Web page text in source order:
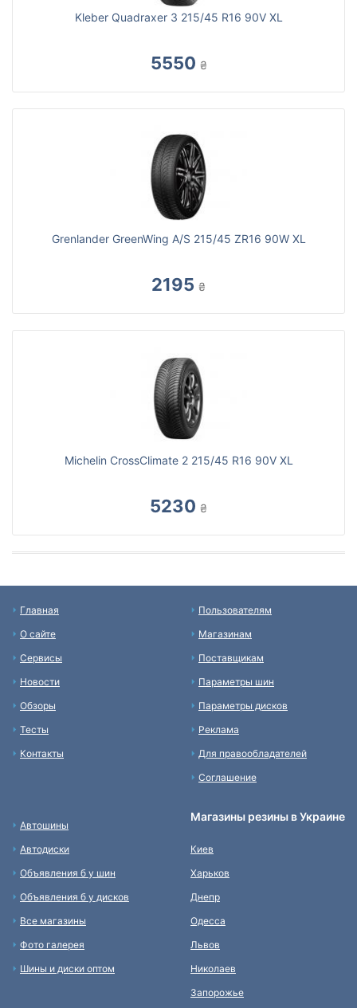
Kleber Quadraxer 3 215/45 R16 90V XL
5550 ₴
Grenlander GreenWing A/S 215/45 ZR16 90W XL
2195 ₴
Michelin CrossClimate 2 215/45 R16 90V XL
5230 ₴
Главная
О сайте
Сервисы
Новости
Обзоры
Тесты
Контакты
Пользователям
Магазинам
Поставщикам
Параметры шин
Параметры дисков
Реклама
Для правообладателей
Соглашение
Автошины
Автодиски
Объявления б у шин
Объявления б у дисков
Все магазины
Фото галерея
Шины и диски оптом
Магазины резины в Украине
Киев
Харьков
Днепр
Одесса
Львов
Николаев
Запорожье